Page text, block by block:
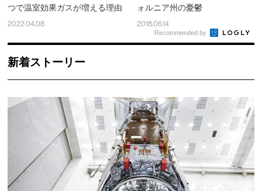
つで温室効果ガスが増える理由
2022.04.08
ォルニア州の憂鬱
2018.06.14
Recommended by
新着ストーリー